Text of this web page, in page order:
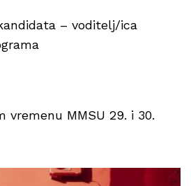
– voditelj/ica
vremenu MMSU 29. i 30.